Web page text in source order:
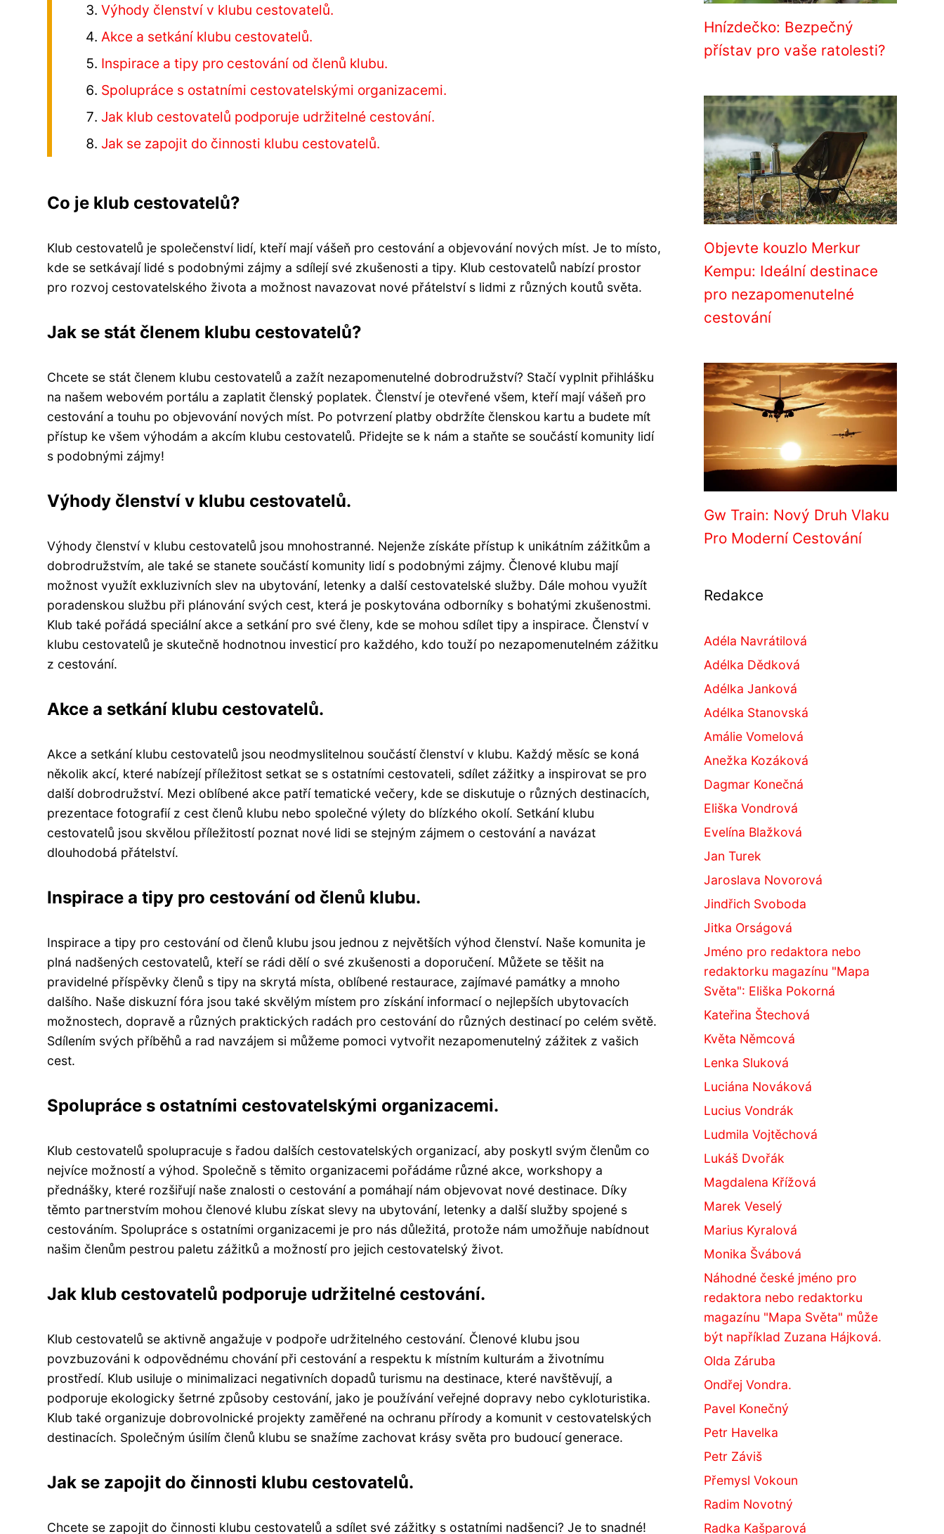
Výhody členství v klubu cestovatelů.
Akce a setkání klubu cestovatelů.
Inspirace a tipy pro cestování od členů klubu.
Spolupráce s ostatními cestovatelskými organizacemi.
Jak klub cestovatelů podporuje udržitelné cestování.
Jak se zapojit do činnosti klubu cestovatelů.
Co je klub cestovatelů?
Klub cestovatelů je společenství lidí, kteří mají vášeň pro cestování a objevování nových míst. Je to místo,
kde se setkávají lidé s podobnými zájmy a sdílejí své zkušenosti a tipy. Klub cestovatelů nabízí prostor
pro rozvoj cestovatelského života a možnost navazovat nové přátelství s lidmi z různých koutů světa.
Jak se stát členem klubu cestovatelů?
Chcete se stát členem klubu cestovatelů a zažít nezapomenutelné dobrodružství? Stačí vyplnit přihlášku
na našem webovém portálu a zaplatit členský poplatek. Členství je otevřené všem, kteří mají vášeň pro
cestování a touhu po objevování nových míst. Po potvrzení platby obdržíte členskou kartu a budete mít
přístup ke všem výhodám a akcím klubu cestovatelů. Přidejte se k nám a staňte se součástí komunity lidí
s podobnými zájmy!
Výhody členství v klubu cestovatelů.
Výhody členství v klubu cestovatelů jsou mnohostranné. Nejenže získáte přístup k unikátním zážitkům a
dobrodružstvím, ale také se stanete součástí komunity lidí s podobnými zájmy. Členové klubu mají
možnost využít exkluzivních slev na ubytování, letenky a další cestovatelské služby. Dále mohou využít
poradenskou službu při plánování svých cest, která je poskytována odborníky s bohatými zkušenostmi.
Klub také pořádá speciální akce a setkání pro své členy, kde se mohou sdílet tipy a inspirace. Členství v
klubu cestovatelů je skutečně hodnotnou investicí pro každého, kdo touží po nezapomenutelném zážitku
z cestování.
Akce a setkání klubu cestovatelů.
Akce a setkání klubu cestovatelů jsou neodmyslitelnou součástí členství v klubu. Každý měsíc se koná
několik akcí, které nabízejí příležitost setkat se s ostatními cestovateli, sdílet zážitky a inspirovat se pro
další dobrodružství. Mezi oblíbené akce patří tematické večery, kde se diskutuje o různých destinacích,
prezentace fotografií z cest členů klubu nebo společné výlety do blízkého okolí. Setkání klubu
cestovatelů jsou skvělou příležitostí poznat nové lidi se stejným zájmem o cestování a navázat
dlouhodobá přátelství.
Inspirace a tipy pro cestování od členů klubu.
Inspirace a tipy pro cestování od členů klubu jsou jednou z největších výhod členství. Naše komunita je
plná nadšených cestovatelů, kteří se rádi dělí o své zkušenosti a doporučení. Můžete se těšit na
pravidelné příspěvky členů s tipy na skrytá místa, oblíbené restaurace, zajímavé památky a mnoho
dalšího. Naše diskuzní fóra jsou také skvělým místem pro získání informací o nejlepších ubytovacích
možnostech, dopravě a různých praktických radách pro cestování do různých destinací po celém světě.
Sdílením svých příběhů a rad navzájem si můžeme pomoci vytvořit nezapomenutelný zážitek z vašich
cest.
Spolupráce s ostatními cestovatelskými organizacemi.
Klub cestovatelů spolupracuje s řadou dalších cestovatelských organizací, aby poskytl svým členům co
nejvíce možností a výhod. Společně s těmito organizacemi pořádáme různé akce, workshopy a
přednášky, které rozšiřují naše znalosti o cestování a pomáhají nám objevovat nové destinace. Díky
těmto partnerstvím mohou členové klubu získat slevy na ubytování, letenky a další služby spojené s
cestováním. Spolupráce s ostatními organizacemi je pro nás důležitá, protože nám umožňuje nabídnout
našim členům pestrou paletu zážitků a možností pro jejich cestovatelský život.
Jak klub cestovatelů podporuje udržitelné cestování.
Klub cestovatelů se aktivně angažuje v podpoře udržitelného cestování. Členové klubu jsou
povzbuzováni k odpovědnému chování při cestování a respektu k místním kulturám a životnímu
prostředí. Klub usiluje o minimalizaci negativních dopadů turismu na destinace, které navštěvují, a
podporuje ekologicky šetrné způsoby cestování, jako je používání veřejné dopravy nebo cykloturistika.
Klub také organizuje dobrovolnické projekty zaměřené na ochranu přírody a komunit v cestovatelských
destinacích. Společným úsilím členů klubu se snažíme zachovat krásy světa pro budoucí generace.
Jak se zapojit do činnosti klubu cestovatelů.
Chcete se zapojit do činnosti klubu cestovatelů a sdílet své zážitky s ostatními nadšenci? Je to snadné!
Hnízdečko: Bezpečný
přístav pro vaše ratolesti?
Objevte kouzlo Merkur
Kempu: Ideální destinace
pro nezapomenutelné
cestování
Gw Train: Nový Druh Vlaku
Pro Moderní Cestování
Redakce
Adéla Navrátilová
Adélka Dědková
Adélka Janková
Adélka Stanovská
Amálie Vomelová
Anežka Kozáková
Dagmar Konečná
Eliška Vondrová
Evelína Blažková
Jan Turek
Jaroslava Novorová
Jindřich Svoboda
Jitka Orságová
Jméno pro redaktora nebo
redaktorku magazínu "Mapa
Světa": Eliška Pokorná
Kateřina Štechová
Květa Němcová
Lenka Sluková
Luciána Nováková
Lucius Vondrák
Ludmila Vojtěchová
Lukáš Dvořák
Magdalena Křížová
Marek Veselý
Marius Kyralová
Monika Švábová
Náhodné české jméno pro
redaktora nebo redaktorku
magazínu "Mapa Světa" může
být například Zuzana Hájková.
Olda Záruba
Ondřej Vondra.
Pavel Konečný
Petr Havelka
Petr Záviš
Přemysl Vokoun
Radim Novotný
Radka Kašparová